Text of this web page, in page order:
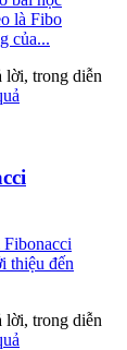
là Fibo
của...
lời, trong diễn
thiệu đến
lời, trong diễn